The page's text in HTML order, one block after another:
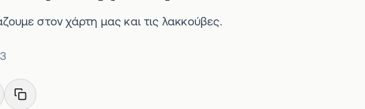
στον χάρτη μας και τις λακκούβες.
Copy link